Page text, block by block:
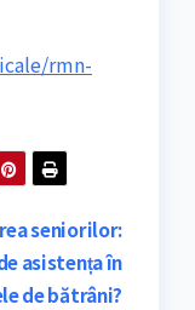
rmn-
seniorilor:
asistența în
de bătrâni?